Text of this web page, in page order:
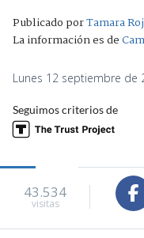
Publicado porTamara
La información es de
Lunes 12 septiembre de
Seguimos criterios de
43.534
visitas